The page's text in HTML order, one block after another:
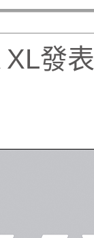
發表